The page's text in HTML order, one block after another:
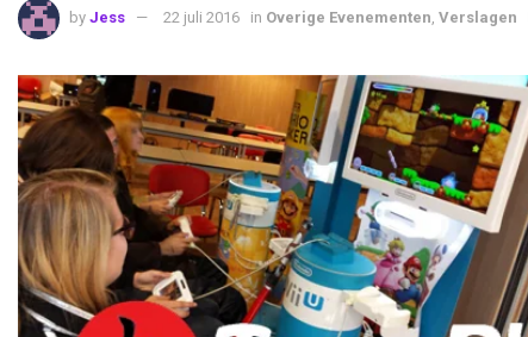
by Jess 22 juli 2016 in Overige Evenementen, Verslagen